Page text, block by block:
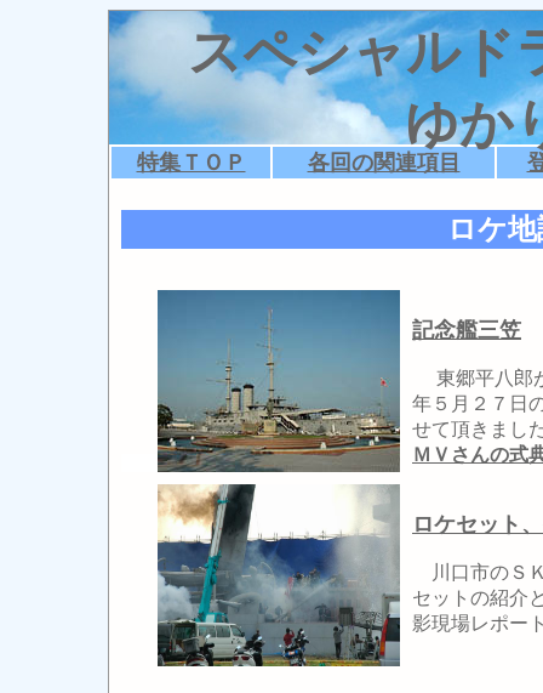
スペシャルド
ゆか
特集ＴＯＰ 各回の関連項目
ロケ
記念艦三笠
東郷平八郎
年５月２７日
せて頂きまし
ＭＶさんの式
ロケセット
川口市のＳ
セットの紹介
影現場レポー